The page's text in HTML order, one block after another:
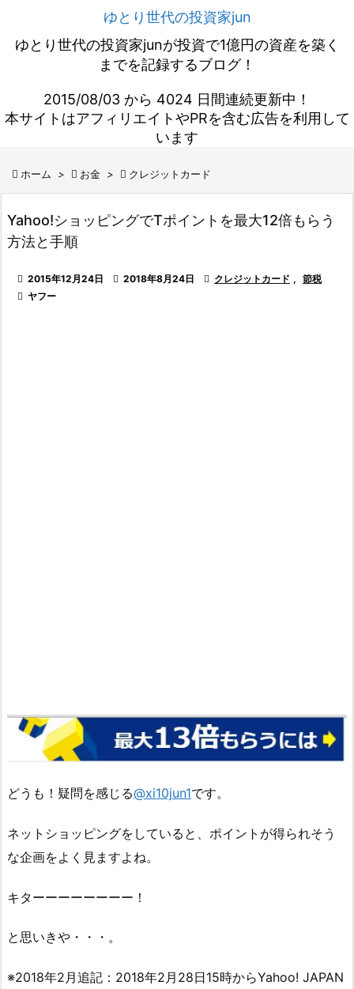
ゆとり世代の投資家jun
ゆとり世代の投資家junが投資で1億円の資産を築く
までを記録するブログ！
2015/08/03 から 4024 日間連続更新中！
本サイトはアフィリエイトやPRを含む広告を利用して
います
 ホーム >  お金 >  クレジットカード
Yahoo!ショッピングでTポイントを最大12倍もらう
方法と手順
 2015年12月24日  2018年8月24日  クレジットカード , 節税
 ヤフー
どうも！疑問を感じる@xi10jun1です。
ネットショッピングをしていると、ポイントが得られそう
な企画をよく見ますよね。
キターーーーーーーー！
と思いきや・・・。
※2018年2月追記：2018年2月28日15時からYahoo! JAPAN